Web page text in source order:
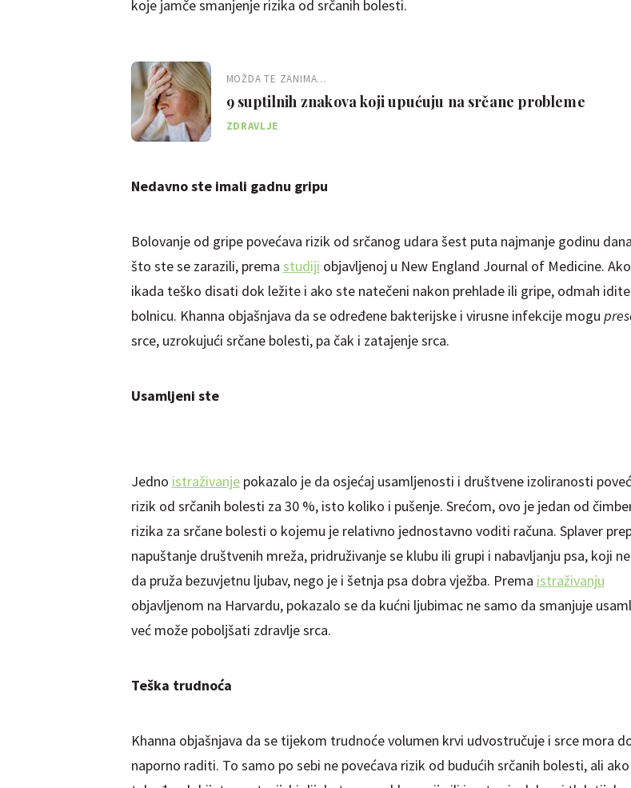
koje jamče smanjenje rizika od srčanih bolesti.
MOŽDA TE ZANIMA...
9 suptilnih znakova koji upućuju na srčane probleme
ZDRAVLJE
Nedavno ste imali gadnu gripu
Bolovanje od gripe povećava rizik od srčanog udara šest puta najmanje godinu
što ste se zarazili, prema studiji objavljenoj u New England Journal of Medicine.
ikada teško disati dok ležite i ako ste natečeni nakon prehlade ili gripe, odmah
bolnicu. Khanna objašnjava da se određene bakterijske i virusne infekcije mogu
srce, uzrokujući srčane bolesti, pa čak i zatajenje srca.
Usamljeni ste
Jedno istraživanjepokazalo je da osjećaj usamljenosti i društvene izoliranosti
rizik od srčanih bolesti za 30 %, isto koliko i pušenje. Srećom, ovo je jedan od
rizika za srčane bolesti o kojemu je relativno jednostavno voditi računa. Splaver
napuštanje društvenih mreža, pridruživanje se klubu ili grupi i nabavljanju psa, koji
da pruža bezuvjetnu ljubav, nego je i šetnja psa dobra vježba. Prema istraživanju
objavljenom na Harvardu, pokazalo se da kućni ljubimac ne samo da smanjuje
već može poboljšati zdravlje srca.
Teška trudnoća
Khanna objašnjava da se tijekom trudnoće volumen krvi udvostručuje i srce mora
naporno raditi. To samo po sebi ne povećava rizik od budućih srčanih bolesti, ali ako